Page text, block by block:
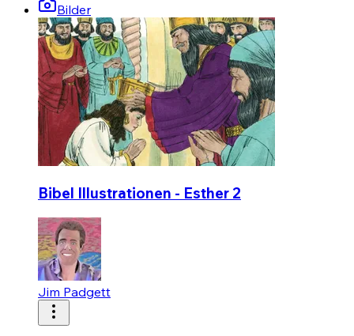
Bilder
Bibel Illustrationen - Esther 2
Jim Padgett